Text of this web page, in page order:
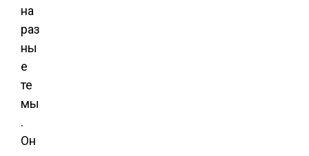
на
раз
ны
е
те
мы
.
Он